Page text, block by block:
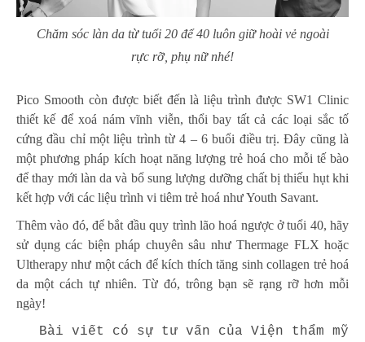
Chăm sóc làn da từ tuổi 20 để 40 luôn giữ hoài vẻ ngoài
rực rỡ, phụ nữ nhé!
Pico Smooth còn được biết đến là liệu trình được SW1 Clinic
thiết kế để xoá nám vĩnh viễn, thổi bay tất cả các loại sắc tố
cứng đầu chỉ một liệu trình từ 4 – 6 buổi điều trị. Đây cũng là
một phương pháp kích hoạt năng lượng trẻ hoá cho mỗi tế bào
để thay mới làn da và bổ sung lượng dưỡng chất bị thiếu hụt khi
kết hợp với các liệu trình vi tiêm trẻ hoá như Youth Savant.
Thêm vào đó, để bắt đầu quy trình lão hoá ngược ở tuổi 40, hãy
sử dụng các biện pháp chuyên sâu như Thermage FLX hoặc
Ultherapy như một cách để kích thích tăng sinh collagen trẻ hoá
da một cách tự nhiên. Từ đó, trông bạn sẽ rạng rỡ hơn mỗi
ngày!
Bài viết có sự tư vấn của Viện thẩm mỹ